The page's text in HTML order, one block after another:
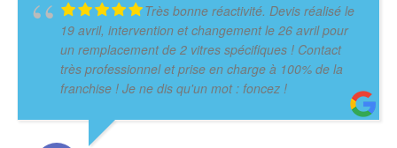
Très bonne réactivité. Devis réalisé le
19 avril, intervention et changement le 26 avril pour
un remplacement de 2 vitres spécifiques ! Contact
très professionnel et prise en charge à 100% de la
franchise ! Je ne dis qu'un mot : foncez !